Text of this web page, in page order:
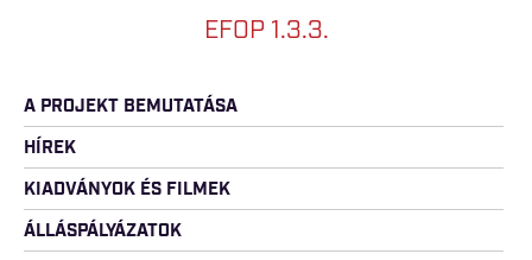
EFOP 1.3.3.
A PROJEKT BEMUTATÁSA
HÍREK
KIADVÁNYOK ÉS FILMEK
ÁLLÁSPÁLYÁZATOK